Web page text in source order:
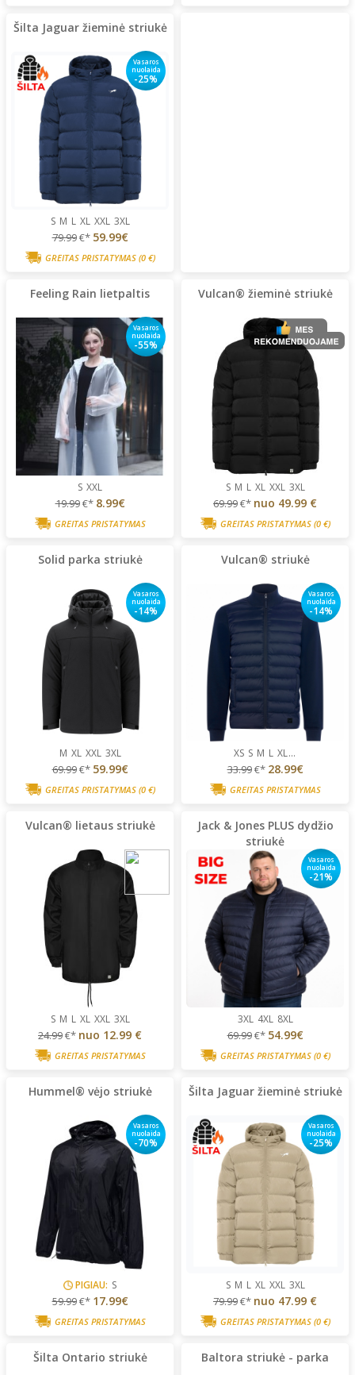
Šilta Jaguar žieminė striukė
Vasaros
nuolaida
-25%
S M L XL XXL 3XL
79.99€* 59.99€
GREITAS PRISTATYMAS (0 €)
Feeling Rain lietpaltis
Vasaros
nuolaida
-55%
S XXL
19.99€* 8.99€
GREITAS PRISTATYMAS
Vulcan® žieminė striukė
S M L XL XXL 3XL
69.99€* nuo 49.99 €
GREITAS PRISTATYMAS (0 €)
Solid parka striukė
Vasaros
nuolaida
-14%
M XL XXL 3XL
69.99€* 59.99€
GREITAS PRISTATYMAS (0 €)
Vulcan® striukė
Vasaros
nuolaida
-14%
XS S M L XL...
33.99€* 28.99€
GREITAS PRISTATYMAS
Vulcan® lietaus striukė
S M L XL XXL 3XL
24.99€* nuo 12.99 €
GREITAS PRISTATYMAS
Jack & Jones PLUS dydžio
striukė
Vasaros
nuolaida
-21%
3XL 4XL 8XL
69.99€* 54.99€
GREITAS PRISTATYMAS (0 €)
Hummel® vėjo striukė
Vasaros
nuolaida
-70%
PIGIAU: S
59.99€* 17.99€
GREITAS PRISTATYMAS
Šilta Jaguar žieminė striukė
Vasaros
nuolaida
-25%
S M L XL XXL 3XL
79.99€* nuo 47.99 €
GREITAS PRISTATYMAS (0 €)
Šilta Ontario striukė Baltora striukė - parka